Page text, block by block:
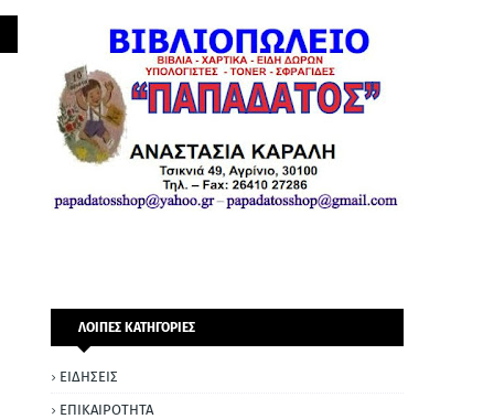
ΛΟΙΠΕΣ ΚΑΤΗΓΟΡΙΕΣ
ΕΙΔΗΣΕΙΣ
ΕΠΙΚΑΙΡΟΤΗΤΑ